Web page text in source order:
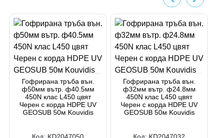
Гофрирана тръба вън.
ф50мм вътр. ф40.5мм
450N клас L450 цвят
Черен с корда HDPE UV
GEOSUB 50м Kouvidis
Гофрирана тръба вън.
ф32мм вътр. ф24.8мм
450N клас L450 цвят
Черен с корда HDPE UV
GEOSUB 50м Kouvidis